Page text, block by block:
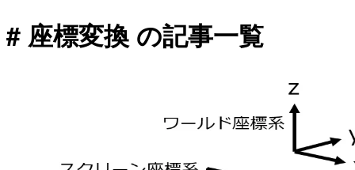
# 座標変換 の記事一覧